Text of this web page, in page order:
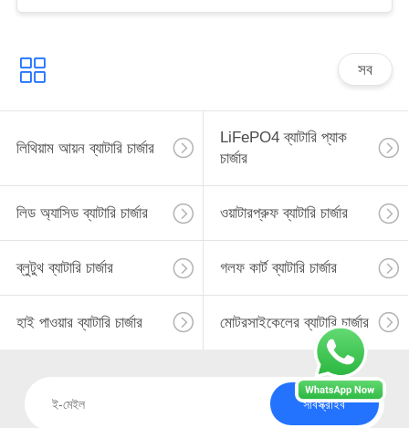
সব
লিথিয়াম আয়ন ব্যাটারি চার্জার
LiFePO4 ব্যাটারি প্যাক
চার্জার
লিড অ্যাসিড ব্যাটারি চার্জার ওয়াটারপ্রুফ ব্যাটারি চার্জার
ব্লুটুথ ব্যাটারি চার্জার গলফ কার্ট ব্যাটারি চার্জার
হাই পাওয়ার ব্যাটারি চার্জার মোটরসাইকেলের ব্যাটারি চার্জার
সাবস্ক্রাইব